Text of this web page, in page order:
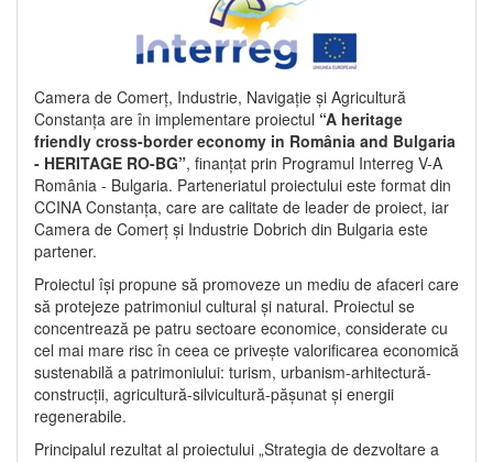
Camera de Comerț, Industrie, Navigație și Agricultură
Constanța are în implementare proiectul “A heritage
friendly cross-border economy in România and Bulgaria
- HERITAGE RO-BG”, finanțat prin Programul Interreg V-A
România - Bulgaria. Parteneriatul proiectului este format din
CCINA Constanța, care are calitate de leader de proiect, iar
Camera de Comerț și Industrie Dobrich din Bulgaria este
partener.
Proiectul își propune să promoveze un mediu de afaceri care
să protejeze patrimoniul cultural și natural. Proiectul se
concentrează pe patru sectoare economice, considerate cu
cel mai mare risc în ceea ce privește valorificarea economică
sustenabilă a patrimoniului: turism, urbanism-arhitectură-
construcții, agricultură-silvicultură-pășunat și energii
regenerabile.
Principalul rezultat al proiectului „Strategia de dezvoltare a